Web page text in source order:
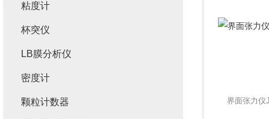
界面张力仪
粘度计
杯突仪
LB膜分析仪
密度计
颗粒计数器